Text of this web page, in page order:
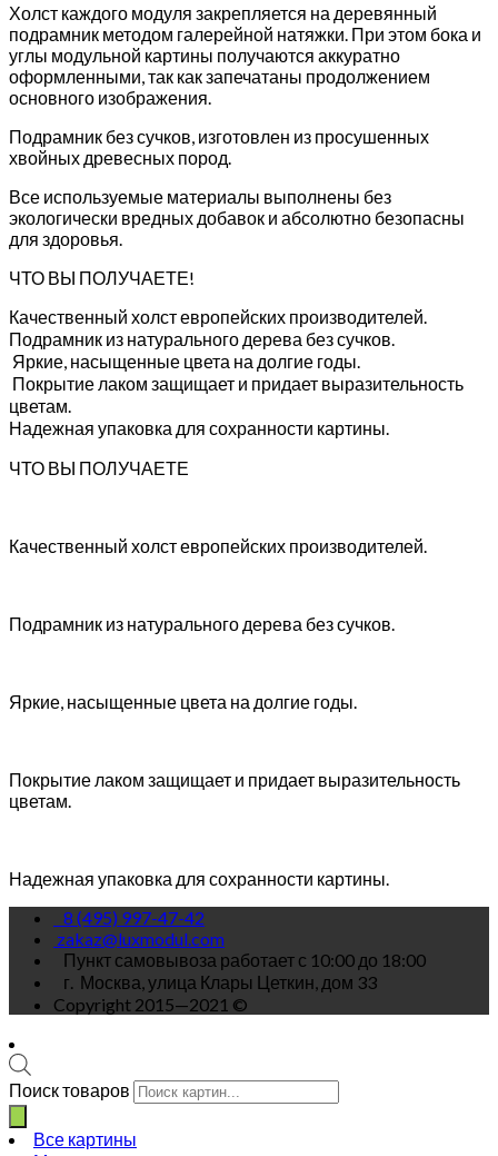
Холст каждого модуля закрепляется на деревянный
подрамник методом галерейной натяжки. При этом бока и
углы модульной картины получаются аккуратно
оформленными, так как запечатаны продолжением
основного изображения.
Подрамник без сучков, изготовлен из просушенных
хвойных древесных пород.
Все используемые материалы выполнены без
экологически вредных добавок и абсолютно безопасны
для здоровья.
ЧТО ВЫ ПОЛУЧАЕТЕ!
Качественный холст европейских производителей.
Подрамник из натурального дерева без сучков.
Яркие, насыщенные цвета на долгие годы.
Покрытие лаком защищает и придает выразительность
цветам.
Надежная упаковка для сохранности картины.
ЧТО ВЫ ПОЛУЧАЕТЕ
Качественный холст европейских производителей.
Подрамник из натурального дерева без сучков.
Яркие, насыщенные цвета на долгие годы.
Покрытие лаком защищает и придает выразительность
цветам.
Надежная упаковка для сохранности картины.
8 (495) 997-47-42
zakaz@luxmodul.com
Пункт самовывоза работает с 10:00 до 18:00
г. Москва, улица Клары Цеткин, дом 33
Copyright 2015—2021 ©
Поиск товаров
Все картины